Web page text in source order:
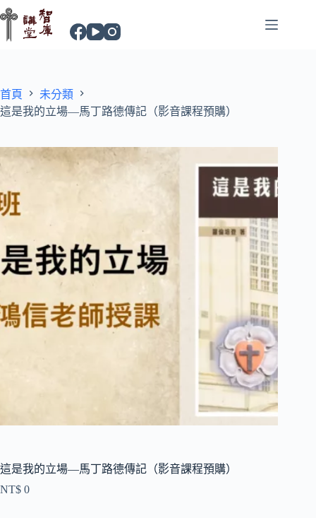
首頁
未分類
這是我的立場—馬丁路德傳記（影音課程預購）
這是我的立場—馬丁路德傳記（影音課程預購）
NT$ 0